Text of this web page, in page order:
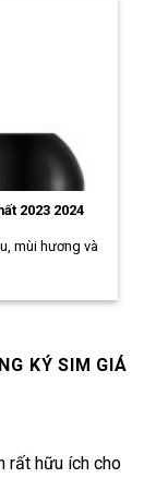
2023 2024
mùi hương và
KÝ SIM GIÁ
rất hữu ích cho